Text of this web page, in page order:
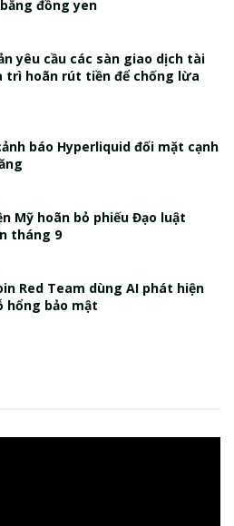
đồng yen
yêu cầu các sàn giao dịch tài
trì hoãn rút tiền để chống lừa
báo Hyperliquid đối mặt cạnh
Mỹ hoãn bỏ phiếu Đạo luật
tháng 9
Red Team dùng AI phát hiện
hổng bảo mật